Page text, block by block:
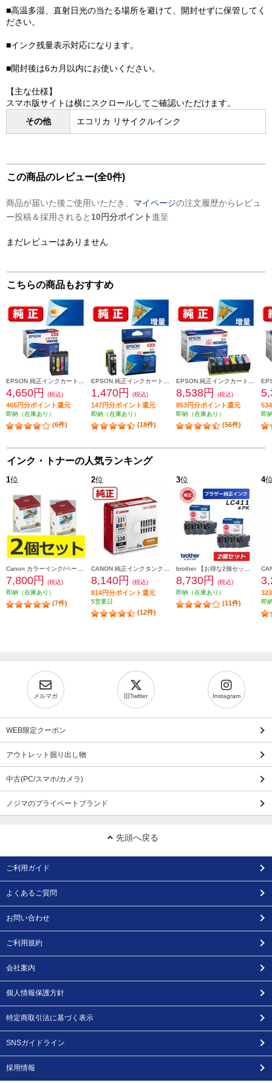
■高温多湿、直射日光の当たる場所を避けて、開封せずに保管してく
ださい。
■インク残量表示対応になります。
■開封後は6カ月以内にお使いください。
【主な仕様】
スマホ版サイトは横にスクロールしてご確認いただけます。
その他
エコリカ リサイクルインク
この商品のレビュー(全0件)
商品が届いた後ご使用いただき、 マイページの注文履歴からレビュ
ー投稿＆採用されると 10円分ポイント進呈
まだレビューはありません
こちらの商品もおすすめ
4,650円 (税込)
465円分ポイント還元
即納（在庫あり）
(6件)
1,470円 (税込)
147円分ポイント還元
即納（在庫あり）
(18件)
8,538円 (税込)
853円分ポイント還元
即納（在庫あり）
(56件)
即
インク・トナーの人気ランキング
1位
7,800円
(税込)
即納（在庫あり）
(7件)
2位
8,140円 (税込)
814円分ポイント還元
5営業日
(12件)
3位
8,730円
(税込)
即納（在庫あり）
(11件)
4
即
メルマガ 旧Twitter Instagram
WEB限定クーポン
アウトレット掘り出し物
中古(PC/スマホ/カメラ)
ノジマのプライベートブランド
先頭へ戻る
ご利用ガイド
よくあるご質問
お問い合わせ
ご利用規約
会社案内
個人情報保護方針
特定商取引法に基づく表示
SNSガイドライン
採用情報